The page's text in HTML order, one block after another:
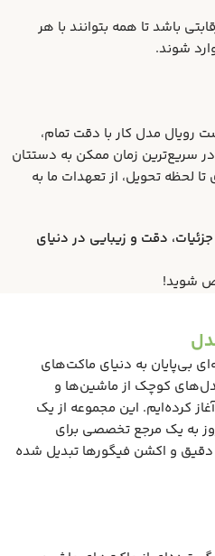
باشد تا همه بتوانند با هر
شوند.
رویال مدل کار با دقت تمام،
سریع‌ترین زمان ممکن به دستتان
لحظه تحویل، از تعهدات ما به
دقت و زیبایی در دنیای
شوید!
بی‌پایان به دنیای ماکت‌های
کوچک از ماشین‌ها و
کرده‌ایم. این مجموعه از یک
به یک مرجع تخصصی برای
دقیق و اکشن فیگورها تبدیل شده